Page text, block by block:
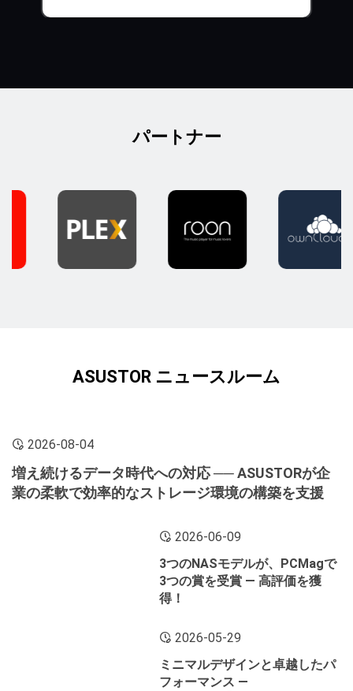
パートナー
ASUSTOR ニュースルーム
2026-08-04
増え続けるデータ時代への対応 ── ASUSTORが企
業の柔軟で効率的なストレージ環境の構築を支援
2026-06-09
3つのNASモデルが、PCMagで
3つの賞を受賞 ― 高評価を獲
得！
2026-05-29
ミニマルデザインと卓越したパ
フォーマンス ―